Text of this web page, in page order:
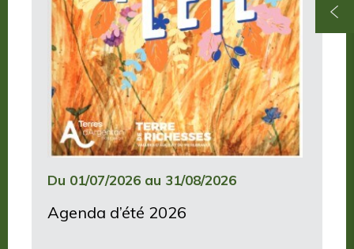
Du 01/07/2026 au 31/08/2026
Agenda d’été 2026